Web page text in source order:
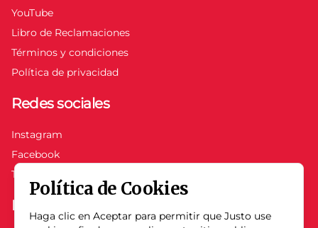
YouTube
Libro de Reclamaciones
Términos y condiciones
Política de privacidad
Redes sociales
Instagram
Facebook
TikTok
Mi cuenta
Política de Cookies
Haga clic en Aceptar para permitir que Justo use